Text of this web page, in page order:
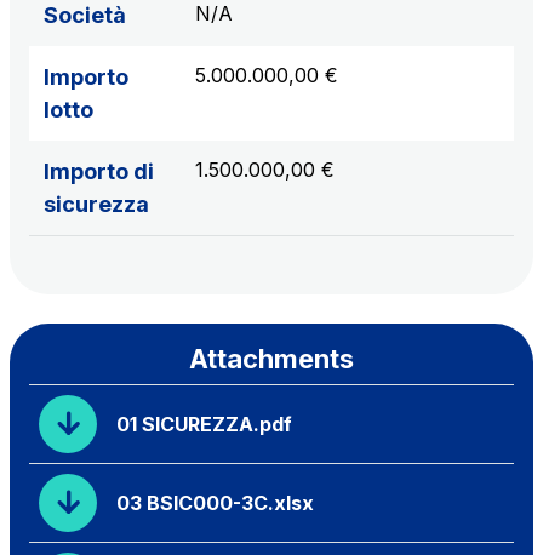
Società N/A
Importo
lotto
5.000.000,00 €
Importo di
sicurezza
1.500.000,00 €
Attachments
01 SICUREZZA.pdf
03 BSIC000-3C.xlsx